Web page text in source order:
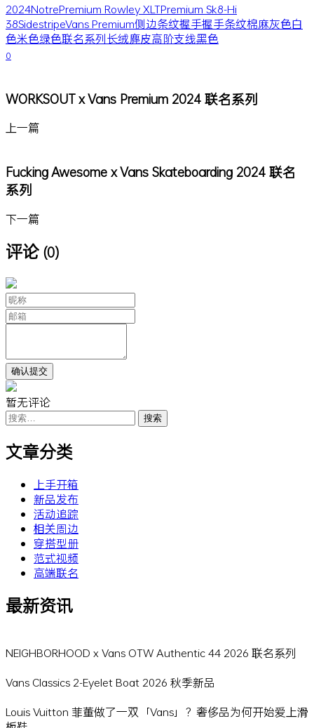
2024NotrePremium Rowley XLTPremium Sk8-Hi
38SidestripeVans Premium侧边条纹握手握手条纹棉麻灰色白
色米色绿色联名系列长绒麂皮高阶支线黑色
0
WORKSOUT x Vans Premium 2024 联名系列
上一篇
Fucking Awesome x Vans Skateboarding 2024 联名
系列
下一篇
评论 (0)
暂无评论
搜
索：
文章分类
上手开箱
新品发布
活动追踪
相关周边
穿搭型册
范式视频
高端联名
最新资讯
NEIGHBORHOOD x Vans OTW Authentic 44 2026 联名系列
Vans Classics 2-Eyelet Boat 2026 秋季新品
Louis Vuitton 菲董做了一双「Vans」？奢侈品为何开始爱上滑